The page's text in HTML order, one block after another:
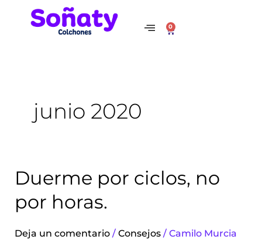
0
Cart
junio 2020
Duerme por ciclos, no
por horas.
Deja un comentario / Consejos/ Camilo Murcia
Duerme
por
ciclos,
no
por
horas.